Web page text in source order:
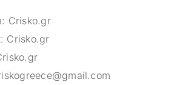
Crisko.gr
Crisko.gr